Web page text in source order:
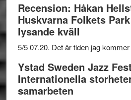
Recension: Håkan
Huskvarna Folkets
lysande kväll
5/5 07.20. Det är tiden jag
Ystad Sweden Jazz
Internationella
samarbeten